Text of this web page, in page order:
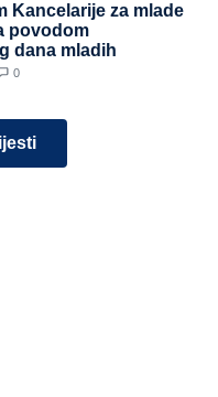
0
Kancelarije za mlade
povodom
dana mladih